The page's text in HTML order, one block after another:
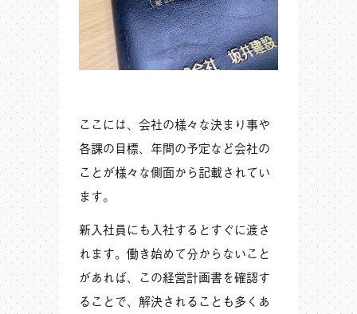
ここには、会社の様々な決まり事や
各課の目標、年間の予定など会社の
ことが様々な側面から記載されてい
ます。
新入社員にも入社するとすぐに渡さ
れます。働き始めて分からないこと
があれば、この経営計画書を確認す
ることで、解決されることも多くあ